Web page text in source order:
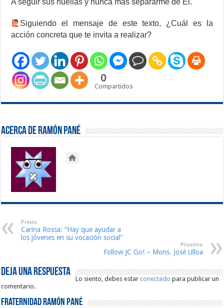
A seguir sus huellas y nunca más separarme de Él.
‍Siguiendo el mensaje de este texto, ¿Cuál es la
acción concreta que te invita a realizar?
0
Compartidos
Acerca de Ramón Pané
Previo
Carina Rossa: “Hay que ayudar a
los jóvenes en su vocación social”
Proximo
Follow JC Go! – Mons. José Ulloa
Deja una respuesta
Lo siento, debes estarconectado para publicar un
comentario.
Fraternidad Ramón Pané